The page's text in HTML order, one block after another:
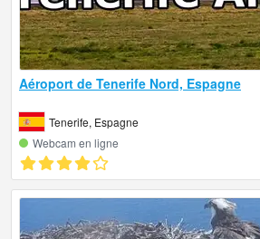
Aéroport de Tenerife Nord, Espagne
Tenerife, Espagne
Webcam en ligne